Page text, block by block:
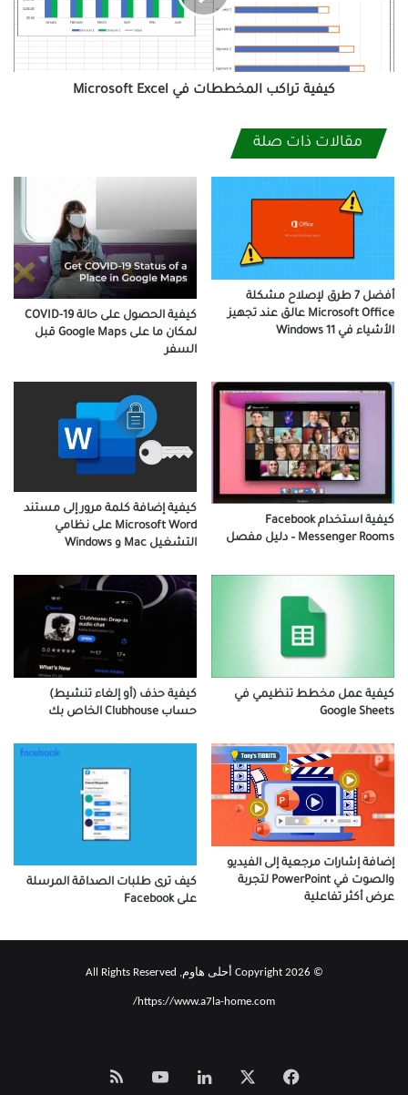
كيفية تراكب المخططات في Microsoft Excel
مقالات ذات صلة
كيفية الحصول على حالة COVID-19
لمكان ما على Google Maps قبل
السفر
أفضل 7 طرق لإصلاح مشكلة
Microsoft Office عالق عند تجهيز
الأشياء في Windows 11
كيفية إضافة كلمة مرور إلى مستند
Microsoft Word على نظامي
التشغيل Mac و Windows
كيفية استخدام Facebook
Messenger Rooms – دليل مفصل
كيفية حذف (أو إلغاء تنشيط)
حساب Clubhouse الخاص بك
كيفية عمل مخطط تنظيمي في
Google Sheets
كيف ترى طلبات الصداقة المرسلة
على Facebook
إضافة إشارات مرجعية إلى الفيديو
والصوت في PowerPoint لتجربة
عرض أكثر تفاعلية
© Copyright 2026 أحلى هاوم, All Rights Reserved
https://www.a7la-home.com/
فيسبوك لينكدإن‫YouTube
Smart